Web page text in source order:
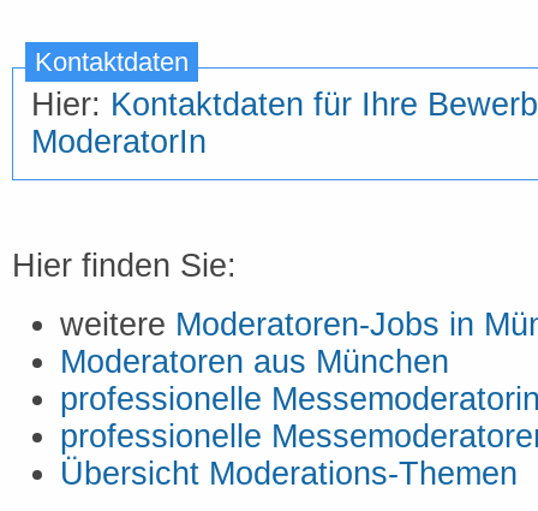
Kontaktdaten
Hier: Kontaktdaten für Ihre
ModeratorIn
Hier finden Sie:
weitere Moderatoren-Jobs in
Moderatoren aus München
professionelle
professionelle
Übersicht Moderations-Themen